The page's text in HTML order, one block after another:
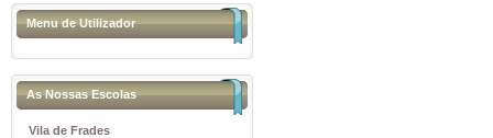
Menu de Utilizador
As Nossas Escolas
Vila de Frades